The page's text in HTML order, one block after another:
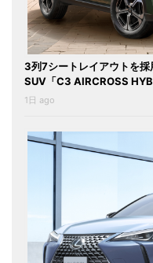
3列7シートレイアウトを採
SUV「C3 AIRCROSS
1日 ago